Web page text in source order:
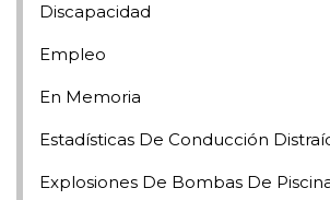
Discapacidad
Empleo
En Memoria
Estadísticas De Conducción
Explosiones De Bombas De